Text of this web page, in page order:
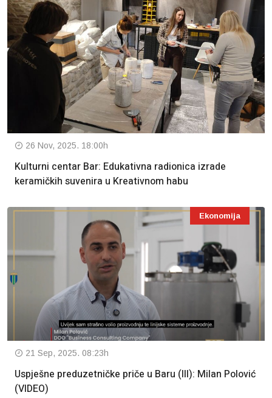
26 Nov, 2025. 18:00h
Kulturni centar Bar: Edukativna radionica izrade
keramičkih suvenira u Kreativnom habu
Ekonomija
21 Sep, 2025. 08:23h
Uspješne preduzetničke priče u Baru (III): Milan Polović
(VIDEO)